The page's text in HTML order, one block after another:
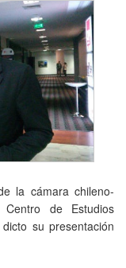
la cámara chileno-
de Estudios
su presentación